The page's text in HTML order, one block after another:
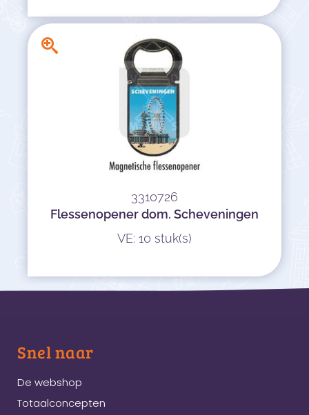
3310726
Flessenopener dom. Scheveningen
VE: 10 stuk(s)
Snel naar
De webshop
Totaalconcepten